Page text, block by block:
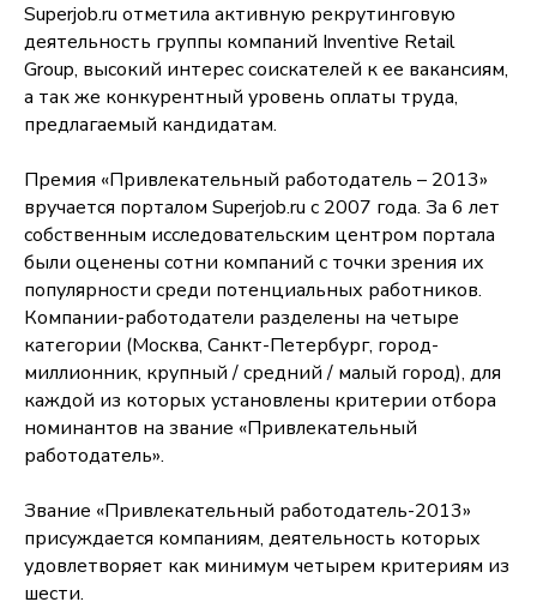
Superjob.ru отметила активную рекрутинговую
деятельность группы компаний Inventive Retail
Group, высокий интерес соискателей к ее вакансиям,
а так же конкурентный уровень оплаты труда,
предлагаемый кандидатам.
Премия «Привлекательный работодатель – 2013»
вручается порталом Superjob.ru с 2007 года. За 6 лет
собственным исследовательским центром портала
были оценены сотни компаний с точки зрения их
популярности среди потенциальных работников.
Компании-работодатели разделены на четыре
категории (Москва, Санкт-Петербург, город-
миллионник, крупный / средний / малый город), для
каждой из которых установлены критерии отбора
номинантов на звание «Привлекательный
работодатель».
Звание «Привлекательный работодатель-2013»
присуждается компаниям, деятельность которых
удовлетворяет как минимум четырем критериям из
шести.